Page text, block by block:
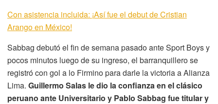
Con asistencia incluida: ¡Así fue el debut de Cristian
Arango en México!
Sabbag debutó el fin de semana pasado ante Sport Boys y
pocos minutos luego de su ingreso, el barranquillero se
registró con gol a lo Firmino para darle la victoria a Alianza
Lima. Guillermo Salas le dio la confianza en el clásico
peruano ante Universitario y Pablo Sabbag fue titular y